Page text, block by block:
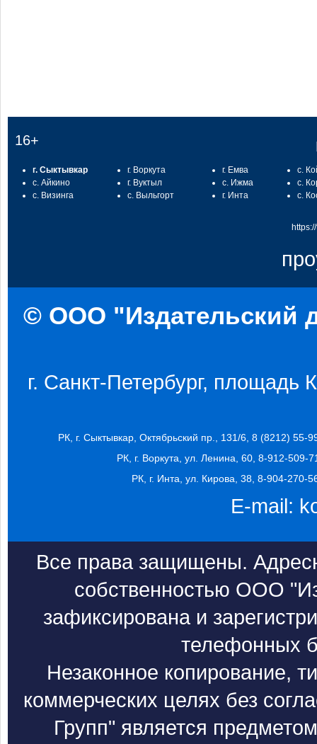
16+
г. Сыктывкар
с. Айкино
с. Визинга
г. Воркута
г. Вуктыл
с. Выльгорт
г. Емва
с. Ижма
г. Инта
с.
с.
с.
© ООО "Издательский
г. Санкт-Петербург, площадь
РК, г. Сыктывкар, Октябрьский пр., 131/6, 8 (8212) 55-
РК, г. Воркута, ул. Ленина, 60, 8-912-509-
РК, г. Инта, ул. Кирова, 38, 8-904-270-
E-mail:
Все права защищены.
собственностью ООО
зафиксирована и
телефонных
Незаконное копирование,
коммерческих целях без
Групп" является